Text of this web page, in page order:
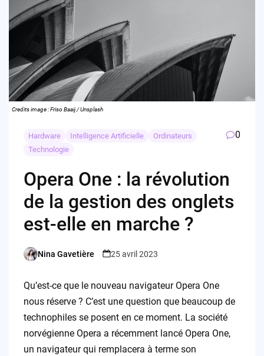
Credits image : Friso Baaij / Unsplash
Hardware Intelligence Artificielle
Ordinateurs
Technologie
0
Opera One : la révolution
de la gestion des onglets
est-elle en marche ?
Posted
Nina Gavetière 25 avril 2023
Qu’est-ce que le nouveau navigateur Opera One
nous réserve ? C’est une question que beaucoup de
technophiles se posent en ce moment. La société
norvégienne Opera a récemment lancé Opera One,
un navigateur qui remplacera à terme son